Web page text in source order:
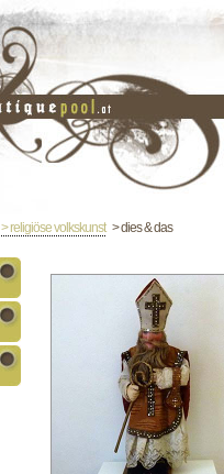
> religiöse volkskunst> dies & das